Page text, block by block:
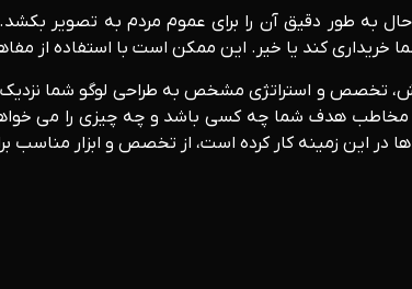
به طور دقیق آن را برای عموم مردم به تصویر
خریداری کند یا خیر. این ممکن است با استفاده از
تخصص و استراتژی مشخص به طراحی لوگو شما نزدیک
هدف شما چه کسی باشد و چه چیزی را می خواهید
این زمینه کار کرده است، از تخصص و ابزار مناسب